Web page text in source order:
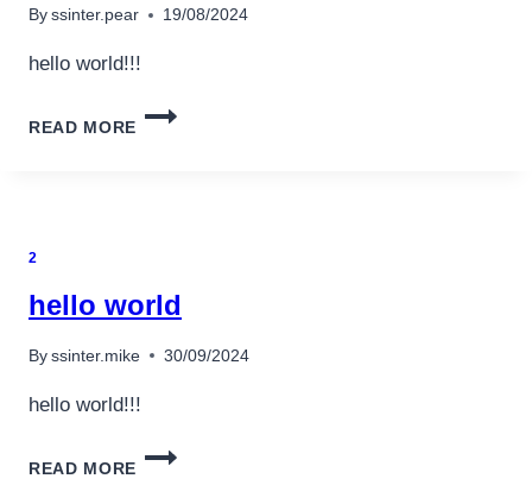
By ssinter.pear 19/08/2024
hello world!!!
READ MORE
HELLO
2
hello world
By ssinter.mike 30/09/2024
hello world!!!
READ MORE
HELLO